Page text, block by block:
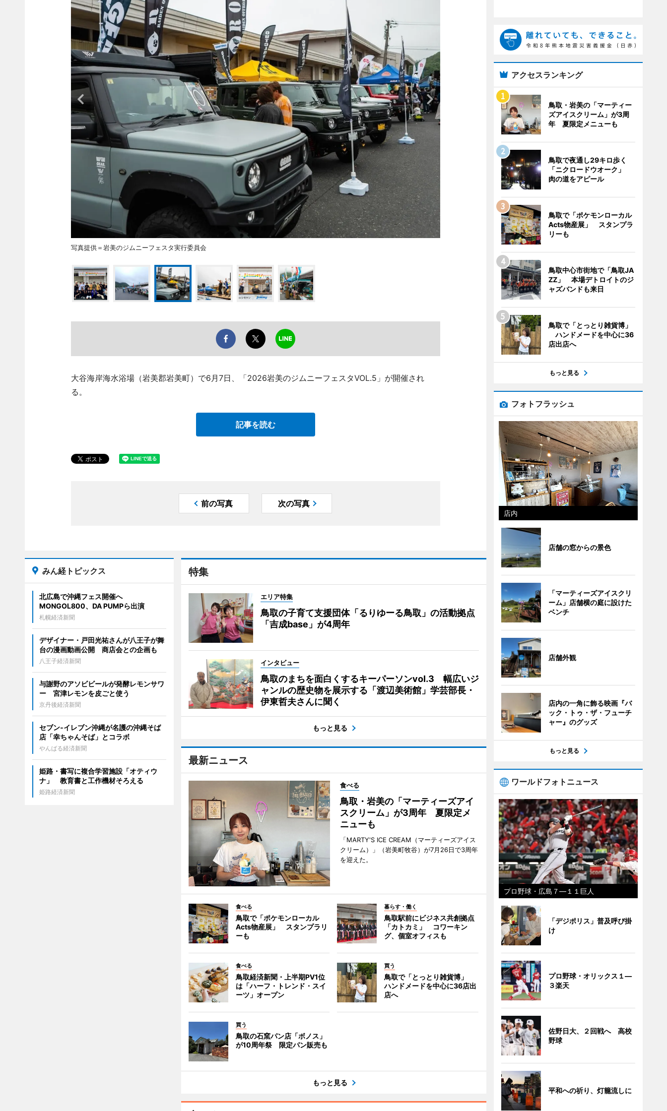
写真提供＝岩美のジムニーフェスタ実行委員会
大谷海岸海水浴場（岩美郡岩美町）で6月7日、「2026岩美のジムニーフェスタVOL.5」が開催され
る。
記事を読む
前の写真 次の写真
特集
エリア特集
鳥取の子育て支援団体「るりゆーる鳥取」の活動拠点
「吉成base」が4周年
インタビュー
鳥取のまちを面白くするキーパーソンvol.3 幅広いジ
ャンルの歴史物を展示する「渡辺美術館」学芸部長・
伊東哲夫さんに聞く
もっと見る
最新ニュース
食べる
鳥取・岩美の「マーティーズアイ
スクリーム」が3周年 夏限定メ
ニューも
「MARTY'S ICE CREAM（マーティーズアイス
クリーム）」（岩美町牧谷）が7月26日で3周年
を迎えた。
食べる
鳥取で「ポケモンローカル
Acts物産展」 スタンプラリ
ーも
暮らす・働く
鳥取駅前にビジネス共創拠点
「カトカミ」 コワーキン
グ、個室オフィスも
食べる
鳥取経済新聞・上半期PV1位
は「ハーフ・トレンド・スイ
ーツ」オープン
買う
鳥取で「とっとり雑貨博」
ハンドメードを中心に36店出
店へ
買う
鳥取の石窯パン店「ボノス」
が10周年祭 限定パン販売も
もっと見る
みん経トピックス
北広島で沖縄フェス開催へ
MONGOL800、DA PUMPら出演
札幌経済新聞
デザイナー・戸田光祐さんが八王子が舞
台の漫画動画公開 商店会との企画も
八王子経済新聞
与謝野のアソビビールが発酵レモンサワ
ー 宮津レモンを皮ごと使う
京丹後経済新聞
セブン‐イレブン沖縄が名護の沖縄そば
店「幸ちゃんそば」とコラボ
やんばる経済新聞
姫路・書写に複合学習施設「オティウ
ナ」 教育書と工作機材そろえる
姫路経済新聞
アクセスランキング
鳥取・岩美の「マーティー
ズアイスクリーム」が3周
年 夏限定メニューも
鳥取で夜通し29キロ歩く
「ニクロードウオーク」
肉の道をアピール
鳥取で「ポケモンローカル
Acts物産展」 スタンプラ
リーも
鳥取中心市街地で「鳥取JA
ZZ」 本場デトロイトのジ
ャズバンドも来日
鳥取で「とっとり雑貨博」
ハンドメードを中心に36
店出店へ
もっと見る
フォトフラッシュ
店内
店舗の窓からの景色
「マーティーズアイスクリ
ーム」店舗横の庭に設けた
ベンチ
店舗外観
店内の一角に飾る映画『バ
ック・トゥ・ザ・フューチ
ャー』のグッズ
もっと見る
ワールドフォトニュース
プロ野球・広島７―１１巨人
「デジポリス」普及呼び掛
け
プロ野球・オリックス１―
３楽天
佐野日大、２回戦へ 高校
野球
平和への祈り、灯籠流しに